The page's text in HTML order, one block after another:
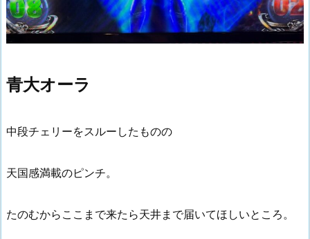
青大オーラ
中段チェリーをスルーしたものの
天国感満載のピンチ。
たのむからここまで来たら天井まで届いてほしいところ。